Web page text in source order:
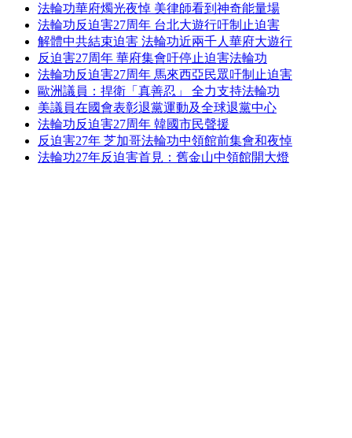
法輪功華府燭光夜悼 美律師看到神奇能量場
法輪功反迫害27周年 台北大遊行吁制止迫害
解體中共結束迫害 法輪功近兩千人華府大遊行
反迫害27周年 華府集會吁停止迫害法輪功
法輪功反迫害27周年 馬來西亞民眾吁制止迫害
歐洲議員：捍衛「真善忍」 全力支持法輪功
美議員在國會表彰退黨運動及全球退黨中心
法輪功反迫害27周年 韓國市民聲援
反迫害27年 芝加哥法輪功中領館前集會和夜悼
法輪功27年反迫害首見：舊金山中領館開大燈